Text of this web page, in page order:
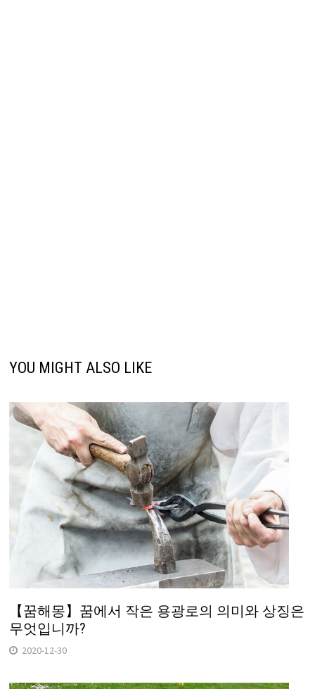
YOU MIGHT ALSO LIKE
【꿈해몽】꿈에서 작은 용광로의 의미와 상징은
무엇입니까?
2020-12-30